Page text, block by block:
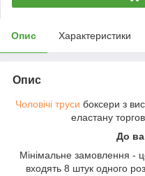
Опис Характеристики
Опис
Чоловічі труси боксери з
еластану
До
Мінімальне замовлення -
входять 8 штук одного